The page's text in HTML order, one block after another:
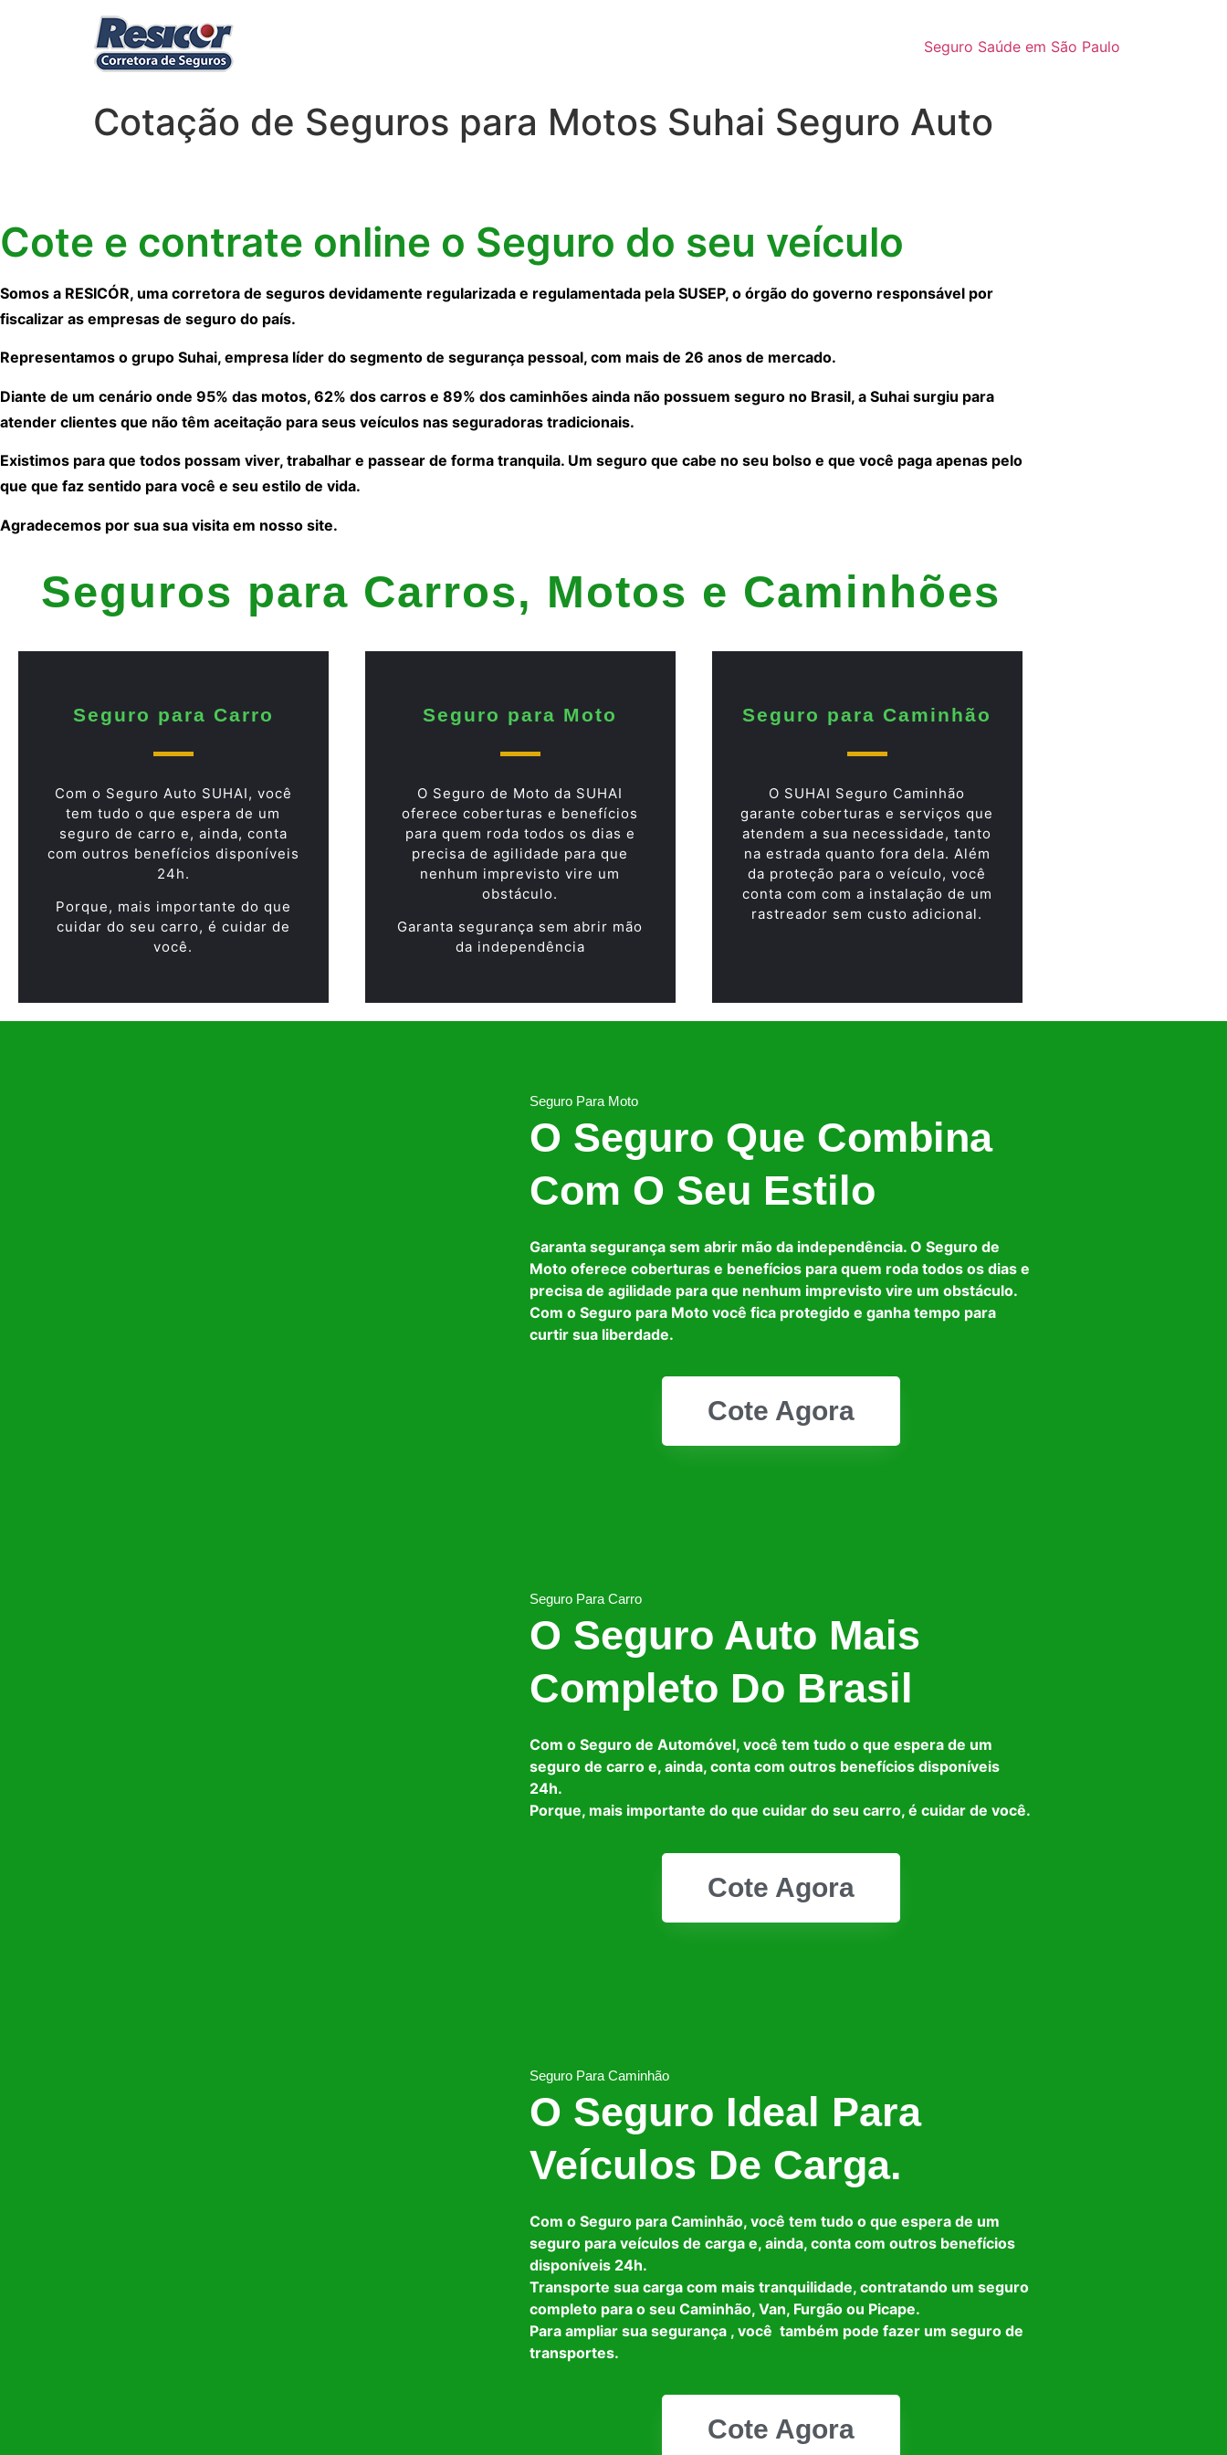
Seguro Saúde em São Paulo
Cotação de Seguros para Motos Suhai Seguro Auto
Cote e contrate online o Seguro do seu veículo
Somos a RESICÓR, uma corretora de seguros devidamente regularizada e regulamentada pela SUSEP, o órgão do governo responsável por
fiscalizar as empresas de seguro do país.
Representamos o grupo Suhai, empresa líder do segmento de segurança pessoal, com mais de 26 anos de mercado.
Diante de um cenário onde 95% das motos, 62% dos carros e 89% dos caminhões ainda não possuem seguro no Brasil, a Suhai surgiu para
atender clientes que não têm aceitação para seus veículos nas seguradoras tradicionais.
Existimos para que todos possam viver, trabalhar e passear de forma tranquila. Um seguro que cabe no seu bolso e que você paga apenas pelo
que que faz sentido para você e seu estilo de vida.
Agradecemos por sua sua visita em nosso site.
Seguros para Carros, Motos e Caminhões
Seguro para Carro
Com o Seguro Auto SUHAI, você
tem tudo o que espera de um
seguro de carro e, ainda, conta
com outros benefícios disponíveis
24h.
Porque, mais importante do que
cuidar do seu carro, é cuidar de
você.
Seguro para Moto
O Seguro de Moto da SUHAI
oferece coberturas e benefícios
para quem roda todos os dias e
precisa de agilidade para que
nenhum imprevisto vire um
obstáculo.
Garanta segurança sem abrir mão
da independência
Seguro para Caminhão
O SUHAI Seguro Caminhão
garante coberturas e serviços que
atendem a sua necessidade, tanto
na estrada quanto fora dela. Além
da proteção para o veículo, você
conta com com a instalação de um
rastreador sem custo adicional.
Seguro Para Moto
O Seguro Que Combina
Com O Seu Estilo
Garanta segurança sem abrir mão da independência. O Seguro de
Moto oferece coberturas e benefícios para quem roda todos os dias e
precisa de agilidade para que nenhum imprevisto vire um obstáculo.
Com o Seguro para Moto você fica protegido e ganha tempo para
curtir sua liberdade.
Cote Agora
Seguro Para Carro
O Seguro Auto Mais
Completo Do Brasil
Com o Seguro de Automóvel, você tem tudo o que espera de um
seguro de carro e, ainda, conta com outros benefícios disponíveis
24h.
Porque, mais importante do que cuidar do seu carro, é cuidar de você.
Cote Agora
Seguro Para Caminhão
O Seguro Ideal Para
Veículos De Carga.
Com o Seguro para Caminhão, você tem tudo o que espera de um
seguro para veículos de carga e, ainda, conta com outros benefícios
disponíveis 24h.
Transporte sua carga com mais tranquilidade, contratando um seguro
completo para o seu Caminhão, Van, Furgão ou Picape.
Para ampliar sua segurança , você também pode fazer um seguro de
transportes.
Cote Agora